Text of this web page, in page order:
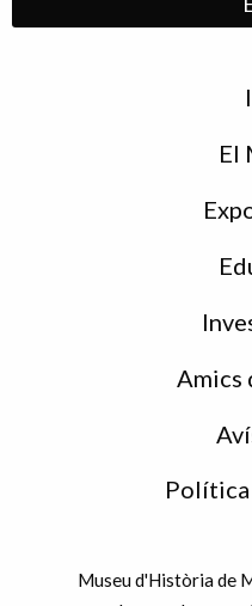
El
Amics
Museu d'Història de